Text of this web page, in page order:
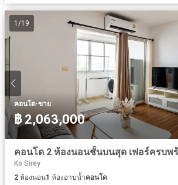
1 /19
คอนโด·ขาย
฿ 2,063,000
Ko Sirey
2 ห้องนอน1 ห้องอาบน้ำคอนโด